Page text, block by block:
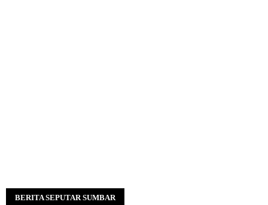
BERITA SEPUTAR SUMBAR